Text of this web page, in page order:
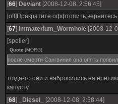
[66] Deviant [2008-12-08, 2:56:45]
[off]Прекратите
[67] Immaterium_Wormhole [2008-12-
[spoiler]
Quote (MORG)
после смерти Сангвиния она опять
тогда-то они и набросились на
капусту
[68] _Diesel_
[2008-12-08, 2:58:44]